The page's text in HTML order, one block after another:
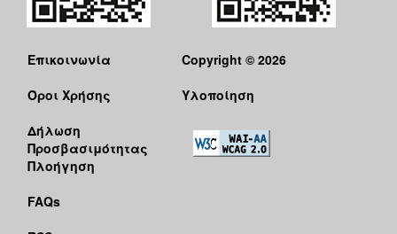
Επικοινωνία
Όροι Χρήσης
Δήλωση
Προσβασιμότητας
Πλοήγηση
FAQs
Copyright © 2026
Υλοποίηση